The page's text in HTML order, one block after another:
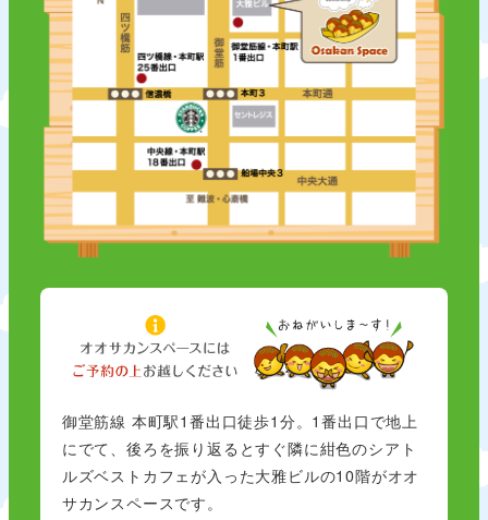
御堂筋線 本町駅1番出口徒歩1分。1番出口で地上
にでて、後ろを振り返るとすぐ隣に紺色のシアト
ルズベストカフェが入った大雅ビルの10階がオオ
サカンスペースです。